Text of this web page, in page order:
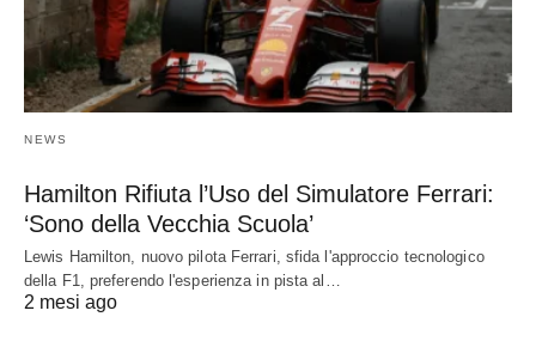
NEWS
Hamilton Rifiuta l’Uso del Simulatore Ferrari:
‘Sono della Vecchia Scuola’
Lewis Hamilton, nuovo pilota Ferrari, sfida l'approccio tecnologico
della F1, preferendo l'esperienza in pista al…
2 mesi ago